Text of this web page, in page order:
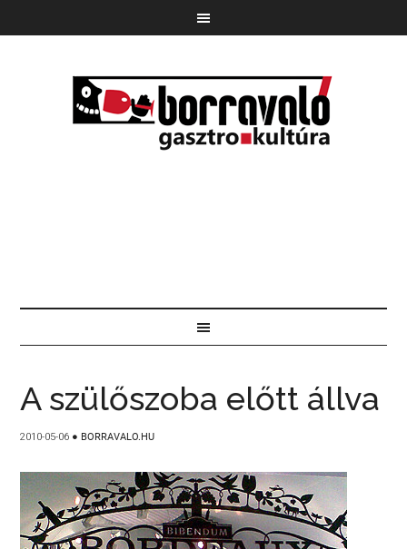
A szülőszoba előtt állva
2010-05-06 ● BORRAVALO.HU